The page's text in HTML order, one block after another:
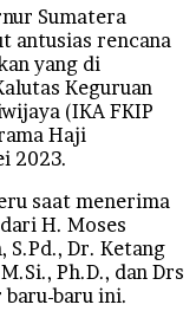
Sumatera
antusias rencana
yang di
Keguruan
(IKA FKIP
Haji
2023.
saat menerima
H. Moses
S.Pd., Dr. Ketang
Ph.D., dan Drs
baru ini.